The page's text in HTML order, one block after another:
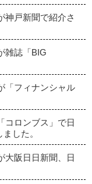
戸新聞で紹介さ
雑誌「BIG
「フィナンシャル
ロンブス」で日
した。
阪日日新聞、日